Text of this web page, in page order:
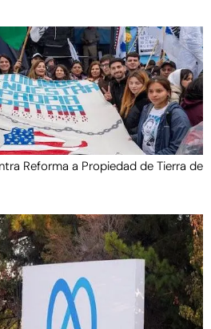
Reforma a Propiedad de Tierra de